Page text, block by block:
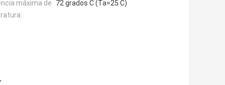
máxima de
72 grados C (Ta=25 C)
,